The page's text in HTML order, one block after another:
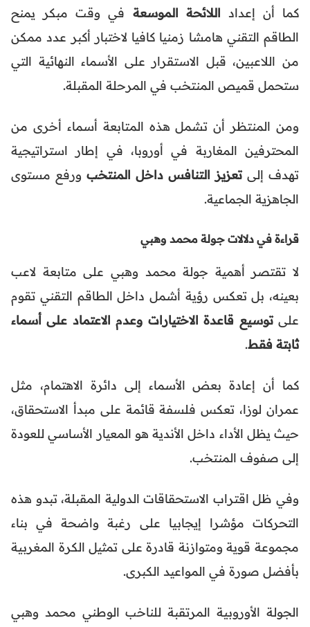
كما أن إعداد اللائحة الموسعة في وقت مبكر يمنح
الطاقم التقني هامشا زمنيا كافيا لاختبار أكبر عدد ممكن
من اللاعبين، قبل الاستقرار على الأسماء النهائية التي
ستحمل قميص المنتخب في المرحلة المقبلة.
ومن المنتظر أن تشمل هذه المتابعة أسماء أخرى من
المحترفين المغاربة في أوروبا، في إطار استراتيجية
تهدف إلىتعزيز التنافس داخل المنتخب ورفع مستوى
الجاهزية الجماعية.
قراءة في دلالات جولة محمد وهبي
لا تقتصر أهمية جولة محمد وهبي على متابعة لاعب
بعينه، بل تعكس رؤية أشمل داخل الطاقم التقني تقوم
علىتوسيع قاعدة الاختيارات وعدم الاعتماد على أسماء
ثابتة فقط.
كما أن إعادة بعض الأسماء إلى دائرة الاهتمام، مثل
عمران لوزا، تعكس فلسفة قائمة على مبدأ الاستحقاق،
حيث يظل الأداء داخل الأندية هو المعيار الأساسي للعودة
إلى صفوف المنتخب.
وفي ظل اقتراب الاستحقاقات الدولية المقبلة، تبدو هذه
التحركات مؤشرا إيجابيا على رغبة واضحة في بناء
مجموعة قوية ومتوازنة قادرة على تمثيل الكرة المغربية
بأفضل صورة في المواعيد الكبرى.
الجولة الأوروبية المرتقبة للناخب الوطني محمد وهبي